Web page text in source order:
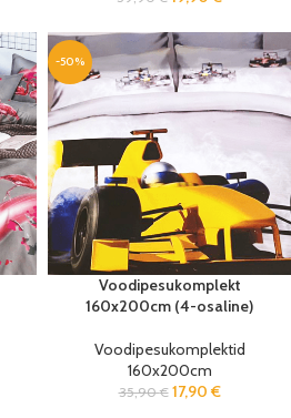
-50%
Voodipesukomplekt
160x200cm (4-osaline)
Voodipesukomplektid
160x200cm
35,90€ 17,90 €